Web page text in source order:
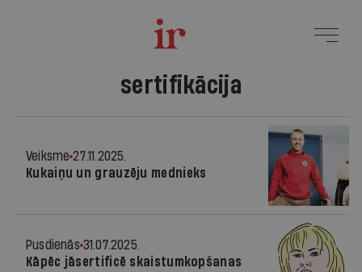
sertifikācija
Veiksme 27.11.2025.
Kukaiņu un grauzēju mednieks
Pusdienās 31.07.2025.
Kāpēc jāsertificē skaistumkopšanas